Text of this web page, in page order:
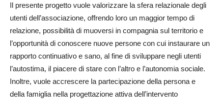
Il presente progetto vuole valorizzare la sfera relazionale degli
utenti dell’associazione, offrendo loro un maggior tempo di
relazione, possibilità di muoversi in compagnia sul territorio e
l’opportunità di conoscere nuove persone con cui instaurare un
rapporto continuativo e sano, al fine di sviluppare negli utenti
l’autostima, il piacere di stare con l’altro e l’autonomia sociale.
Inoltre, vuole accrescere la partecipazione della persona e
della famiglia nella progettazione attiva dell’intervento